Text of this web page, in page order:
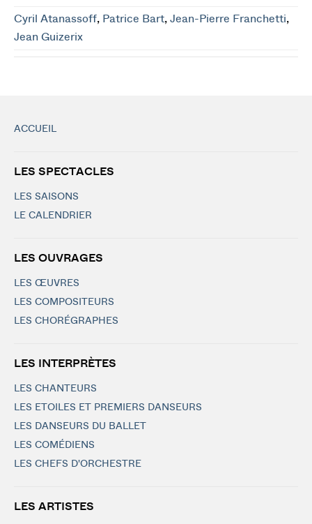
Cyril Atanassoff, Patrice Bart, Jean-Pierre Franchetti,
Jean Guizerix
ACCUEIL
LES SPECTACLES
LES SAISONS
LE CALENDRIER
LES OUVRAGES
LES ŒUVRES
LES COMPOSITEURS
LES CHORÉGRAPHES
LES INTERPRÈTES
LES CHANTEURS
LES ETOILES ET PREMIERS DANSEURS
LES DANSEURS DU BALLET
LES COMÉDIENS
LES CHEFS D'ORCHESTRE
LES ARTISTES